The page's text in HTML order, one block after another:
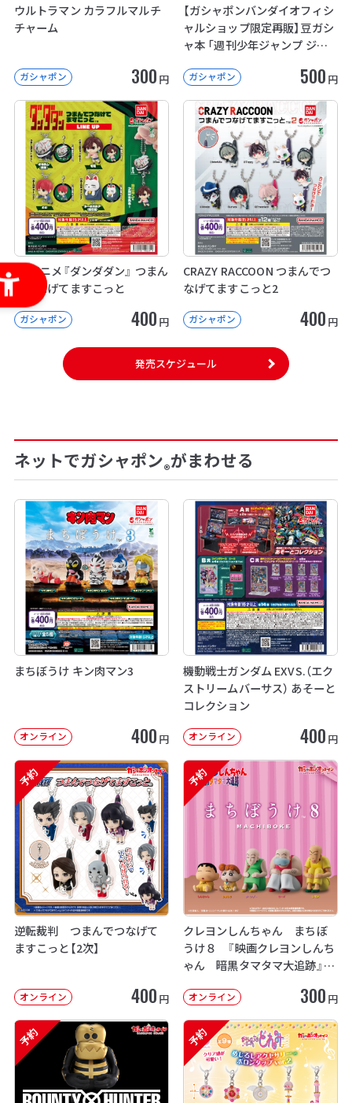
ウルトラマン カラフルマルチ
チャーム
ガシャポン 300 円
【ガシャポンバンダイオフィシ
ャルショップ限定再販】豆ガシ
ャ本 「週刊少年ジャンプ ジャ
04ガシャポン 500 円
TVアニメ『ダンダダン』 つまん
でつなげてますこっと
ガシャポン 400 円
CRAZY RACCOON つまんでつ
なげてますこっと2
ガシャポン 400 円
発売スケジュール
ネットでガシャポン®がまわせる
まちぼうけ キン肉マン3
オンライン 400 円
機動戦士ガンダム EXVS.（エク
ストリームバーサス） あそーと
コレクション
オンライン 400 円
予約
逆転裁判 つまんでつなげて
ますこっと【2次】
オンライン 400 円
予約
クレヨンしんちゃん まちぼ
うけ８ 『映画クレヨンしんち
ゃん 暗黒タマタマ大追跡』【2
オンライン 300 円
予約 予約